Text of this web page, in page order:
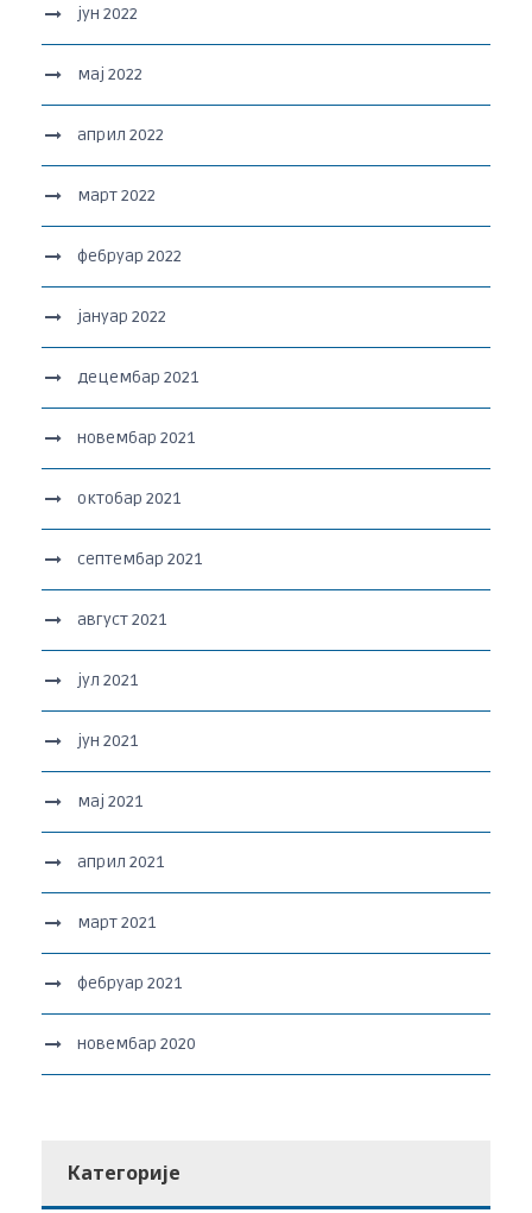
јун 2022
мај 2022
април 2022
март 2022
фебруар 2022
јануар 2022
децембар 2021
новембар 2021
октобар 2021
септембар 2021
август 2021
јул 2021
јун 2021
мај 2021
април 2021
март 2021
фебруар 2021
новембар 2020
Категорије